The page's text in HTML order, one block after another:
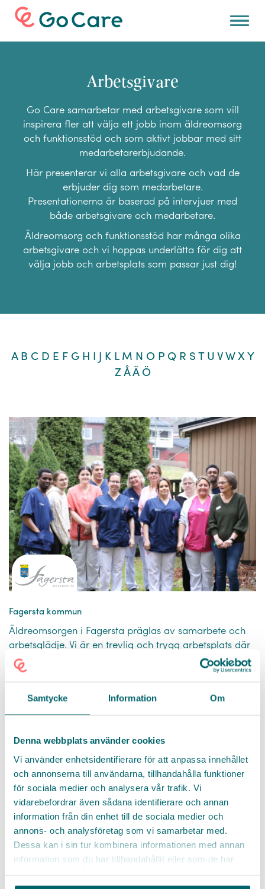
Samtycke Information Om
Denna webbplats använder cookies
Vi använder enhetsidentifierare för att anpassa innehållet
och annonserna till användarna, tillhandahålla funktioner
för sociala medier och analysera vår trafik. Vi
vidarebefordrar även sådana identifierare och annan
information från din enhet till de sociala medier och
annons- och analysföretag som vi samarbetar med.
Dessa kan i sin tur kombinera informationen med annan
information som du har tillhandahållit eller som de har
För arbetsgivare
Arbetsgivare
Go Care samarbetar med arbetsgivare som vill
inspirera fler att välja ett jobb inom äldreomsorg
och funktionsstöd och som aktivt jobbar med sitt
medarbetarerbjudande.
Här presenterar vi alla arbetsgivare och vad de
erbjuder dig som medarbetare.
Presentationerna är baserad på intervjuer med
både arbetsgivare och medarbetare.
Äldreomsorg och funktionsstöd har många olika
arbetsgivare och vi hoppas underlätta för dig att
välja jobb och arbetsplats som passar just dig!
A B C D E F G H I K L M N O P Q R S T U V W X Y
Z Å Ä Ö
Fagersta kommun
Äldreomsorgen i Fagersta präglas av samarbete och
arbetsglädje. Vi är en trevlig och trygg arbetsplats där
vi alltid gör det lilla extra. Hit kommer man för att
stanna.
KARRIÄRMÅL LEDARSKAP
DIGITALA VERKTYG